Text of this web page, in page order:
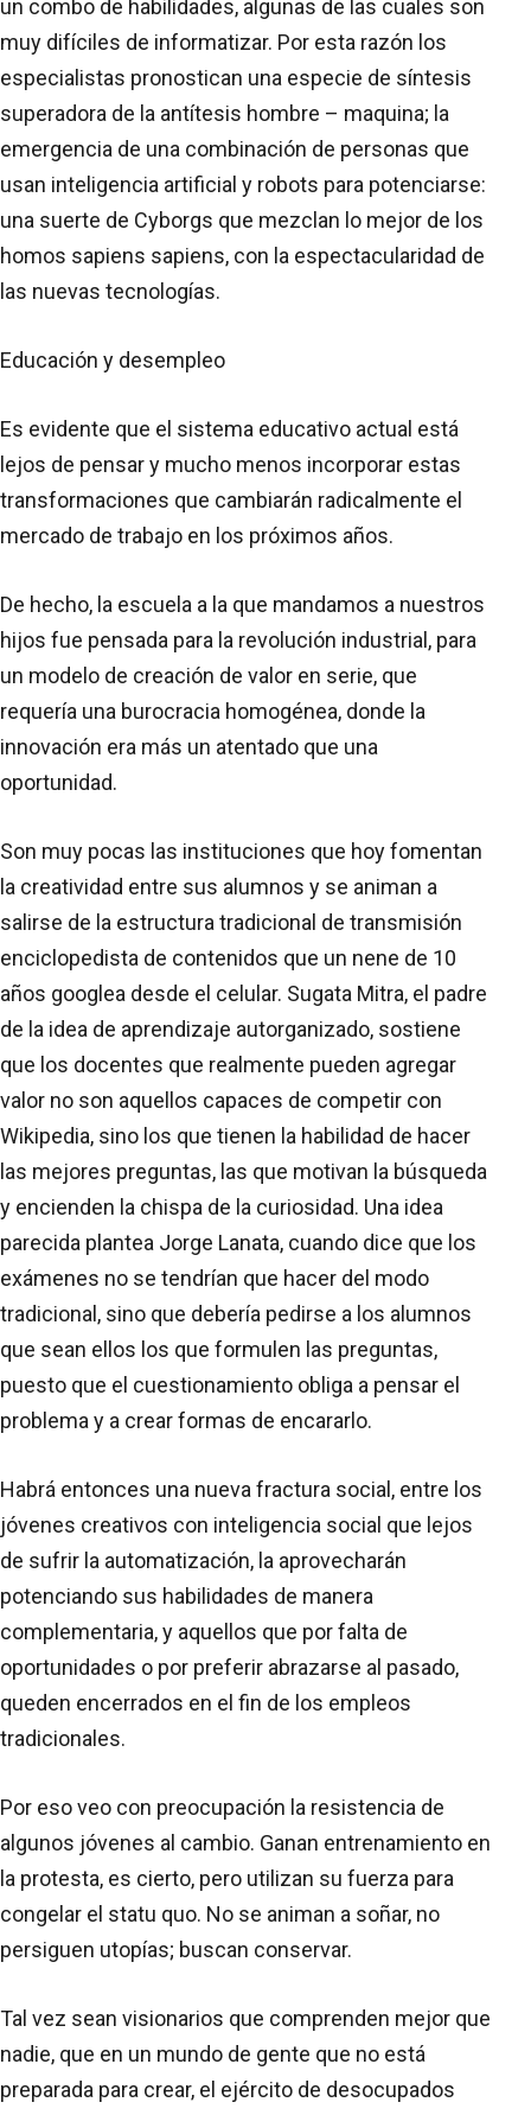
un combo de habilidades, algunas de las cuales son
muy difíciles de informatizar. Por esta razón los
especialistas pronostican una especie de síntesis
superadora de la antítesis hombre – maquina; la
emergencia de una combinación de personas que
usan inteligencia artificial y robots para potenciarse:
una suerte de Cyborgs que mezclan lo mejor de los
homos sapiens sapiens, con la espectacularidad de
las nuevas tecnologías.
Educación y desempleo
Es evidente que el sistema educativo actual está
lejos de pensar y mucho menos incorporar estas
transformaciones que cambiarán radicalmente el
mercado de trabajo en los próximos años.
De hecho, la escuela a la que mandamos a nuestros
hijos fue pensada para la revolución industrial, para
un modelo de creación de valor en serie, que
requería una burocracia homogénea, donde la
innovación era más un atentado que una
oportunidad.
Son muy pocas las instituciones que hoy fomentan
la creatividad entre sus alumnos y se animan a
salirse de la estructura tradicional de transmisión
enciclopedista de contenidos que un nene de 10
años googlea desde el celular. Sugata Mitra, el padre
de la idea de aprendizaje autorganizado, sostiene
que los docentes que realmente pueden agregar
valor no son aquellos capaces de competir con
Wikipedia, sino los que tienen la habilidad de hacer
las mejores preguntas, las que motivan la búsqueda
y encienden la chispa de la curiosidad. Una idea
parecida plantea Jorge Lanata, cuando dice que los
exámenes no se tendrían que hacer del modo
tradicional, sino que debería pedirse a los alumnos
que sean ellos los que formulen las preguntas,
puesto que el cuestionamiento obliga a pensar el
problema y a crear formas de encararlo.
Habrá entonces una nueva fractura social, entre los
jóvenes creativos con inteligencia social que lejos
de sufrir la automatización, la aprovecharán
potenciando sus habilidades de manera
complementaria, y aquellos que por falta de
oportunidades o por preferir abrazarse al pasado,
queden encerrados en el fin de los empleos
tradicionales.
Por eso veo con preocupación la resistencia de
algunos jóvenes al cambio. Ganan entrenamiento en
la protesta, es cierto, pero utilizan su fuerza para
congelar el statu quo. No se animan a soñar, no
persiguen utopías; buscan conservar.
Tal vez sean visionarios que comprenden mejor que
nadie, que en un mundo de gente que no está
preparada para crear, el ejército de desocupados